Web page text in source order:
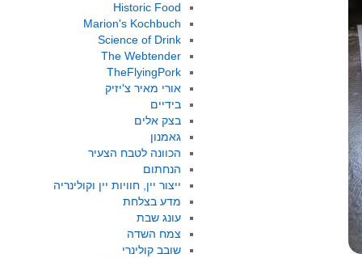
Historic Food
Marion's Kochbuch
Science of Drink
The Webtender
TheFlyingPork
אורי מאיר צ'יזיק
בידיים
בצק אלים
גאמנון
הכוונה לטבח הצעיר
הנחתום
ייצור יין, חוויות יין וקולינריה
מדע בצלחת
עונג שבת
צמח השדה
שובב קולינרי